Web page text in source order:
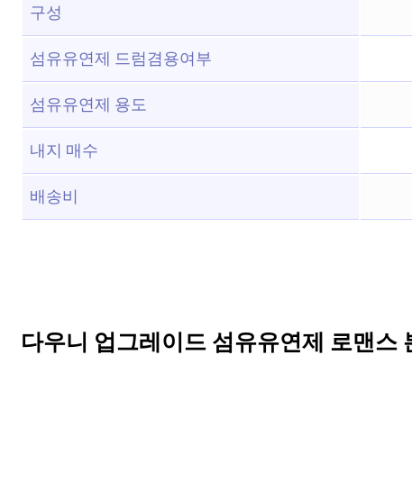
구성
섬유유연제 드럼겸용여부
섬유유연제 용도
내지 매수
배송비
다우니 업그레이드 섬유유연제 로맨스